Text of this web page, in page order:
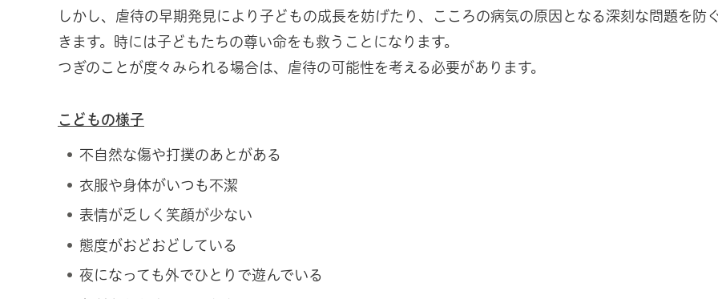
しかし、虐待の早期発見により子どもの成長を妨げたり、こころの病気の原因となる深刻な問題を防
きます。時には子どもたちの尊い命をも救うことになります。
つぎのことが度々みられる場合は、虐待の可能性を考える必要があります。
こどもの様子
不自然な傷や打撲のあとがある
衣服や身体がいつも不潔
表情が乏しく笑顔が少ない
態度がおどおどしている
夜になっても外でひとりで遊んでいる